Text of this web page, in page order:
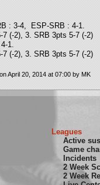
: 3-4, ESP-SRB : 4-1.
(-2), 3. SRB 3pts 5-7 (-2)
1.
7 (-2), 3. SRB 3pts 5-7 (-2)
April 20, 2014 at 07:00 by MK
Leagues
Active
Game
Incidents
2 Week
2 Week